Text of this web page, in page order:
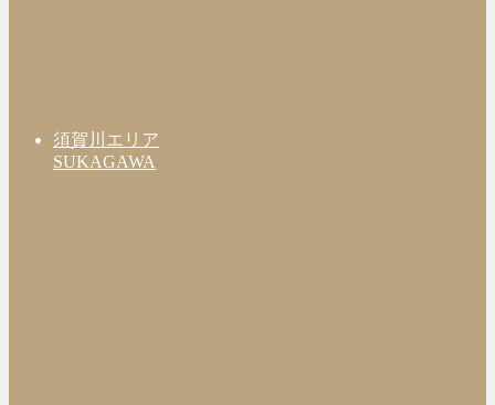
須賀川エリア
SUKAGAWA